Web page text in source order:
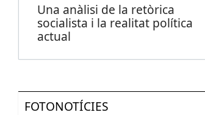
Una anàlisi de la retòrica
socialista i la realitat política
actual
FOTONOTÍCIES